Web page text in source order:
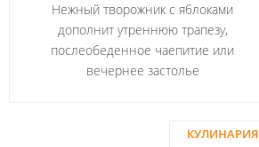
Нежный творожник с яблоками
дополнит утреннюю трапезу,
послеобеденное чаепитие или
вечернее застолье
КУЛИНАРИЯ